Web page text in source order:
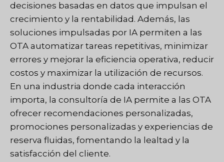
decisiones basadas en datos que impulsan el
crecimiento y la rentabilidad. Además, las
soluciones impulsadas por IA permiten a las
OTA automatizar tareas repetitivas, minimizar
errores y mejorar la eficiencia operativa, reducir
costos y maximizar la utilización de recursos.
En una industria donde cada interacción
importa, la consultoría de IA permite a las OTA
ofrecer recomendaciones personalizadas,
promociones personalizadas y experiencias de
reserva fluidas, fomentando la lealtad y la
satisfacción del cliente.